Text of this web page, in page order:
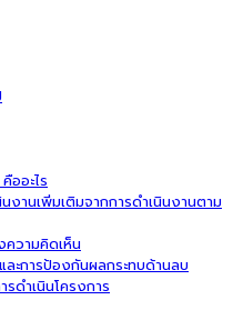
ออะไร
งานเพิ่มเติมจากการดำเนินงานตาม
วามคิดเห็น
ะการป้องกันผลกระทบด้านลบ
รดำเนินโครงการ